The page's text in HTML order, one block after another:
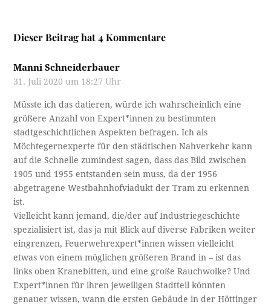
Dieser Beitrag hat 4 Kommentare
Manni Schneiderbauer
31. Juli 2020 um 18:27 Uhr
Müsste ich das datieren, würde ich wahrscheinlich eine
größere Anzahl von Expert*innen zu bestimmten
stadtgeschichtlichen Aspekten befragen. Ich als
Möchtegernexperte für den städtischen Nahverkehr kann
auf die Schnelle zumindest sagen, dass das Bild zwischen
1905 und 1955 entstanden sein muss, da der 1956
abgetragene Westbahnhofviadukt der Tram zu erkennen
ist.
Vielleicht kann jemand, die/der auf Industriegeschichte
spezialisiert ist, das ja mit Blick auf diverse Fabriken weiter
eingrenzen, Feuerwehrexpert*innen wissen vielleicht
etwas von einem möglichen größeren Brand in – ist das
links oben Kranebitten, und eine große Rauchwolke? Und
Expert*innen für ihren jeweiligen Stadtteil könnten
genauer wissen, wann die ersten Gebäude in der Höttinger